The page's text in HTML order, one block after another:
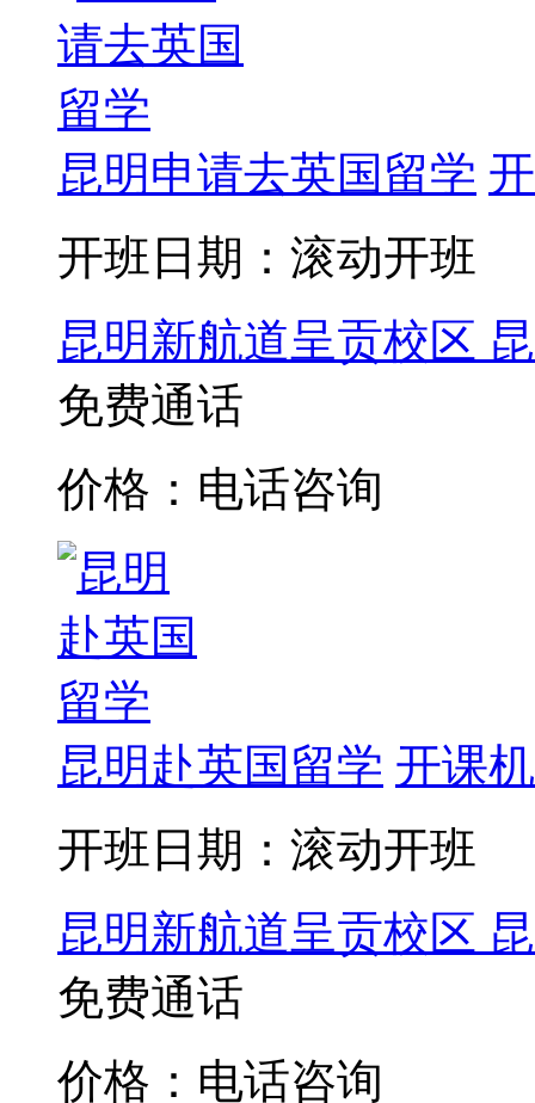
昆明申请去英国留学
开班日期：滚动开班
昆明新航道呈贡校区
免费通话
价格：电话咨询
昆明赴英国留学 开课
开班日期：滚动开班
昆明新航道呈贡校区
免费通话
价格：电话咨询